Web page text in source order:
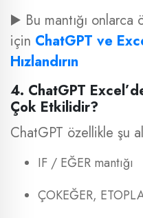
▶️ Bu mantığı onlarca
için ChatGPT ve
Hızlandırın
4. ChatGPT
Çok Etkilidir?
ChatGPT özellikle şu
IF / EĞER mantığı
ÇOKEĞER,